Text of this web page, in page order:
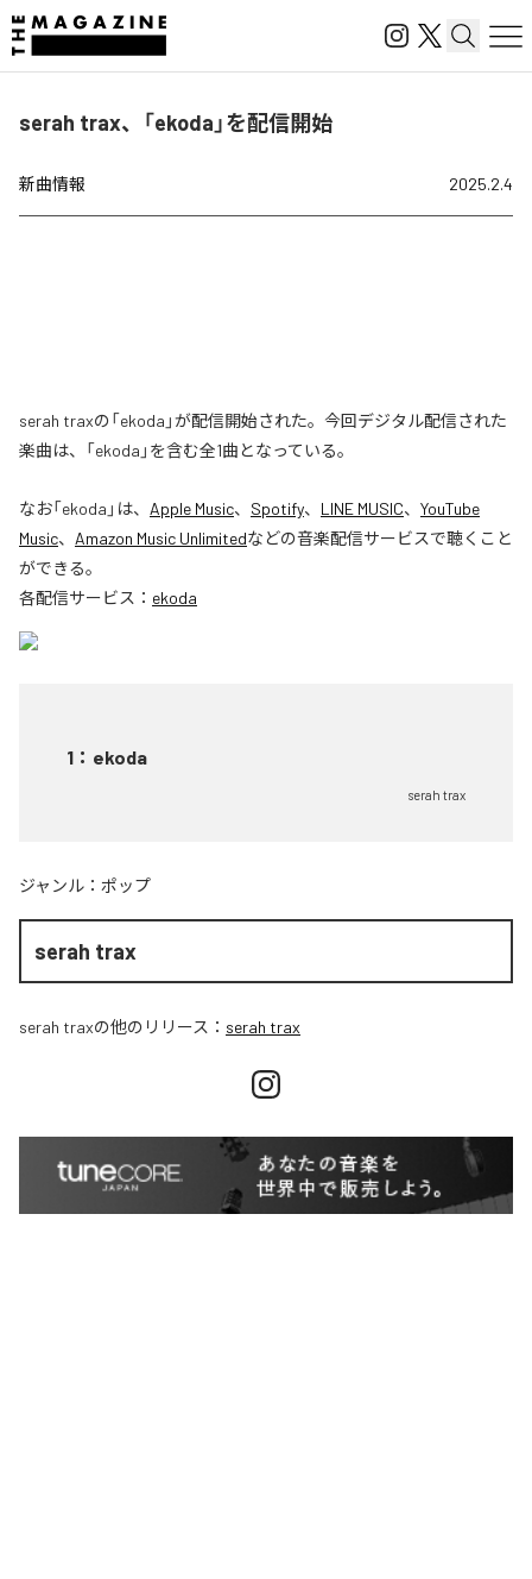
serah trax、「ekoda」を配信開始
新曲情報 2025.2.4
serah traxの「ekoda」が配信開始された。今回デジタル配信された
楽曲は、「ekoda」を含む全1曲となっている。
なお「ekoda 」は、 Apple Music、 Spotify、 LINE MUSIC、 YouTube
Music、 Amazon Music Unlimitedなどの音楽配信サービスで聴くこと
ができる。
各配信サービス： ekoda
1 ： ekoda
serah trax
ジャンル： ポップ
serah trax
serah traxの他のリリース： serah trax